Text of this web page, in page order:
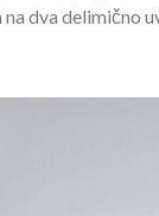
dva delimično